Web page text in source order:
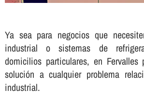
Ya sea para negocios que
industrial o sistemas de
domicilios particulares, en Fervalles
solución a cualquier problema
industrial.